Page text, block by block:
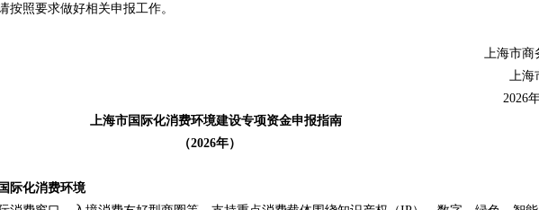
按照要求做好相关申报工作。
上海市商
上海
2026年
上海市国际化消费环境建设专项资金申报指南
（2026年）
化消费环境